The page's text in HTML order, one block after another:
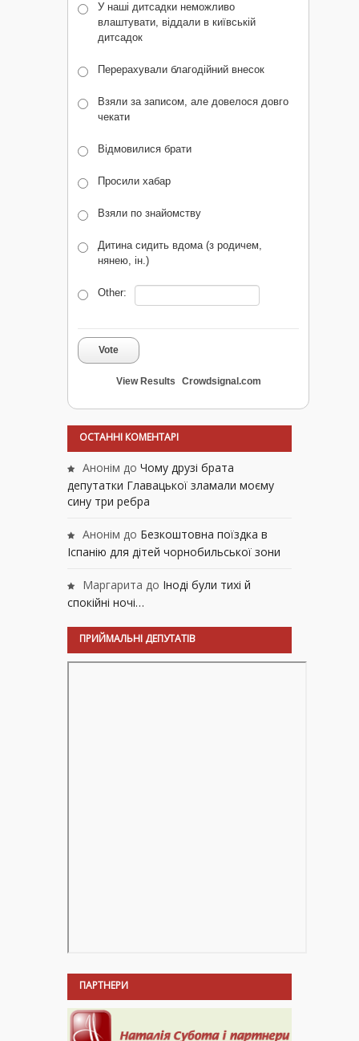
У наші дитсадки неможливо
влаштувати, віддали в київській
дитсадок
Перерахували благодійний внесок
Взяли за записом, але довелося довго
чекати
Відмовилися брати
Просили хабар
Взяли по знайомству
Дитина сидить вдома (з родичем,
нянею, ін.)
Other:
Vote
View Results Crowdsignal.com
ОСТАННІ КОМЕНТАРІ
Анонім до Чому друзі брата
депутатки Главацької зламали моєму
сину три ребра
Анонім до Безкоштовна поїздка в
Іспанію для дітей чорнобильської зони
Маргарита до Іноді були тихі й
спокійні ночі…
ПРИЙМАЛЬНІ ДЕПУТАТІВ
ПАРТНЕРИ